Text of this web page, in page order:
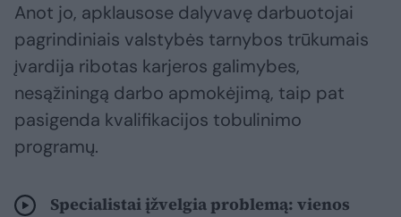
Anot jo, apklausose dalyvavę darbuotojai
pagrindiniais valstybės tarnybos trūkumais
įvardija ribotas karjeros galimybes,
nesąžiningą darbo apmokėjimą, taip pat
pasigenda kvalifikacijos tobulinimo
programų.
Specialistai įžvelgia problemą: vienos